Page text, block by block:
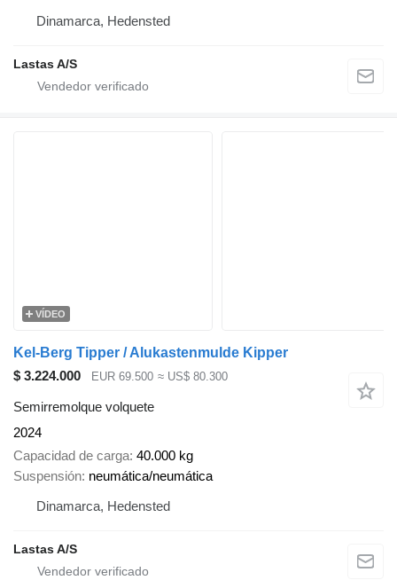
Dinamarca, Hedensted
Lastas A/S
VÍDEO
Kel-Berg Tipper / Alukastenmulde Kipper
$ 3.224.000
EUR 69.500 ≈ US$ 80.300
Semirremolque volquete
2024
Capacidad de carga 40.000 kg
Suspensión neumática/neumática
Dinamarca, Hedensted
Lastas A/S